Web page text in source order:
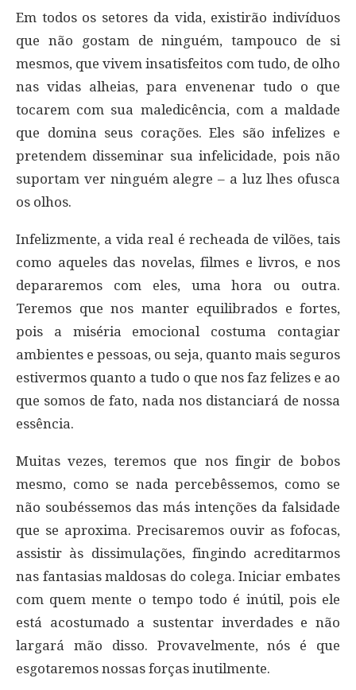
Em todos os setores da vida, existirão indivíduos
que não gostam de ninguém, tampouco de si
mesmos, que vivem insatisfeitos com tudo, de olho
nas vidas alheias, para envenenar tudo o que
tocarem com sua maledicência, com a maldade
que domina seus corações. Eles são infelizes e
pretendem disseminar sua infelicidade, pois não
suportam ver ninguém alegre – a luz lhes ofusca
os olhos.
Infelizmente, a vida real é recheada de vilões, tais
como aqueles das novelas, filmes e livros, e nos
depararemos com eles, uma hora ou outra.
Teremos que nos manter equilibrados e fortes,
pois a miséria emocional costuma contagiar
ambientes e pessoas, ou seja, quanto mais seguros
estivermos quanto a tudo o que nos faz felizes e ao
que somos de fato, nada nos distanciará de nossa
essência.
Muitas vezes, teremos que nos fingir de bobos
mesmo, como se nada percebêssemos, como se
não soubéssemos das más intenções da falsidade
que se aproxima. Precisaremos ouvir as fofocas,
assistir às dissimulações, fingindo acreditarmos
nas fantasias maldosas do colega. Iniciar embates
com quem mente o tempo todo é inútil, pois ele
está acostumado a sustentar inverdades e não
largará mão disso. Provavelmente, nós é que
esgotaremos nossas forças inutilmente.